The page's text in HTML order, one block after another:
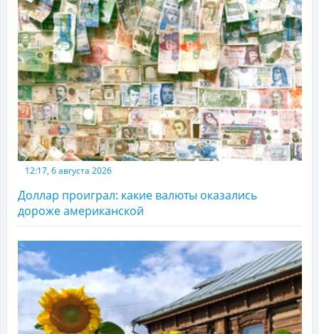
12:17, 6 августа 2026
Доллар проиграл: какие валюты оказались
дороже американской